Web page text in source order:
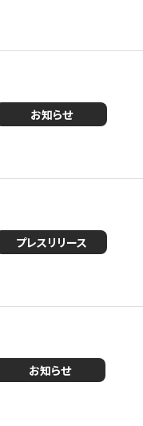
お知らせ
プレスリリース
お知らせ